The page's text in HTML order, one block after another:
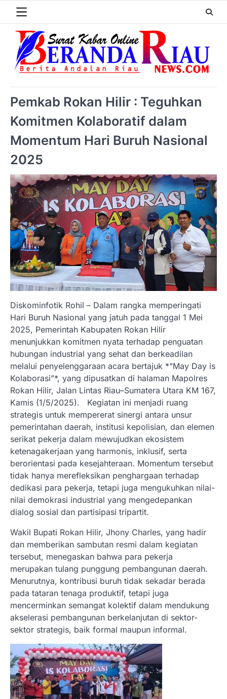
Pemkab Rokan Hilir : Teguhkan
Komitmen Kolaboratif dalam
Momentum Hari Buruh Nasional
2025
Diskominfotik Rohil – Dalam rangka memperingati
Hari Buruh Nasional yang jatuh pada tanggal 1 Mei
2025, Pemerintah Kabupaten Rokan Hilir
menunjukkan komitmen nyata terhadap penguatan
hubungan industrial yang sehat dan berkeadilan
melalui penyelenggaraan acara bertajuk *”May Day is
Kolaborasi”*, yang dipusatkan di halaman Mapolres
Rokan Hilir, Jalan Lintas Riau–Sumatera Utara KM 167,
Kamis (1/5/2025). Kegiatan ini menjadi ruang
strategis untuk mempererat sinergi antara unsur
pemerintahan daerah, institusi kepolisian, dan elemen
serikat pekerja dalam mewujudkan ekosistem
ketenagakerjaan yang harmonis, inklusif, serta
berorientasi pada kesejahteraan. Momentum tersebut
tidak hanya merefleksikan penghargaan terhadap
dedikasi para pekerja, tetapi juga mengukuhkan nilai-
nilai demokrasi industrial yang mengedepankan
dialog sosial dan partisipasi tripartit.
Wakil Bupati Rokan Hilir, Jhony Charles, yang hadir
dan memberikan sambutan resmi dalam kegiatan
tersebut, menegaskan bahwa para pekerja
merupakan tulang punggung pembangunan daerah.
Menurutnya, kontribusi buruh tidak sekadar berada
pada tataran tenaga produktif, tetapi juga
mencerminkan semangat kolektif dalam mendukung
akselerasi pembangunan berkelanjutan di sektor-
sektor strategis, baik formal maupun informal.